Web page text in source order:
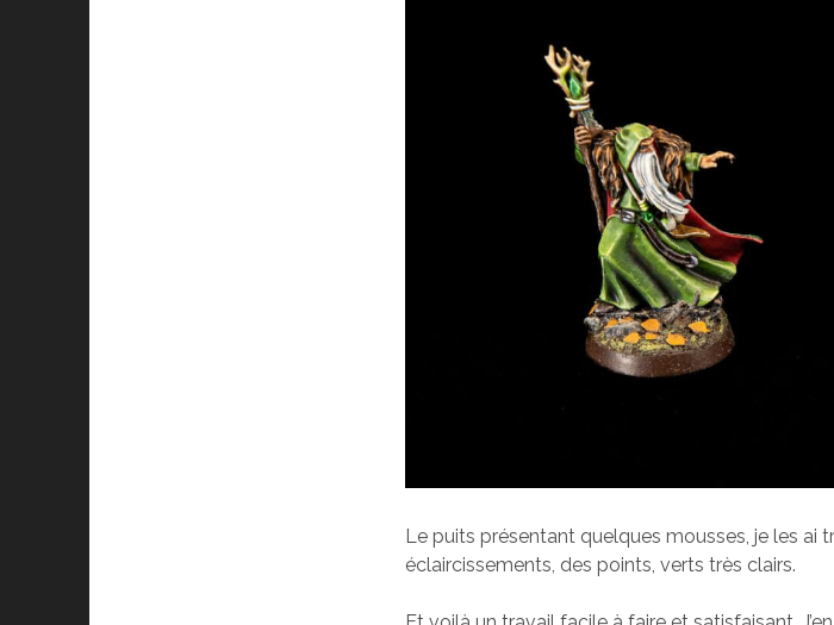
Le puits présentant quelques mousses, je les ai
éclaircissements, des points, verts très clairs.